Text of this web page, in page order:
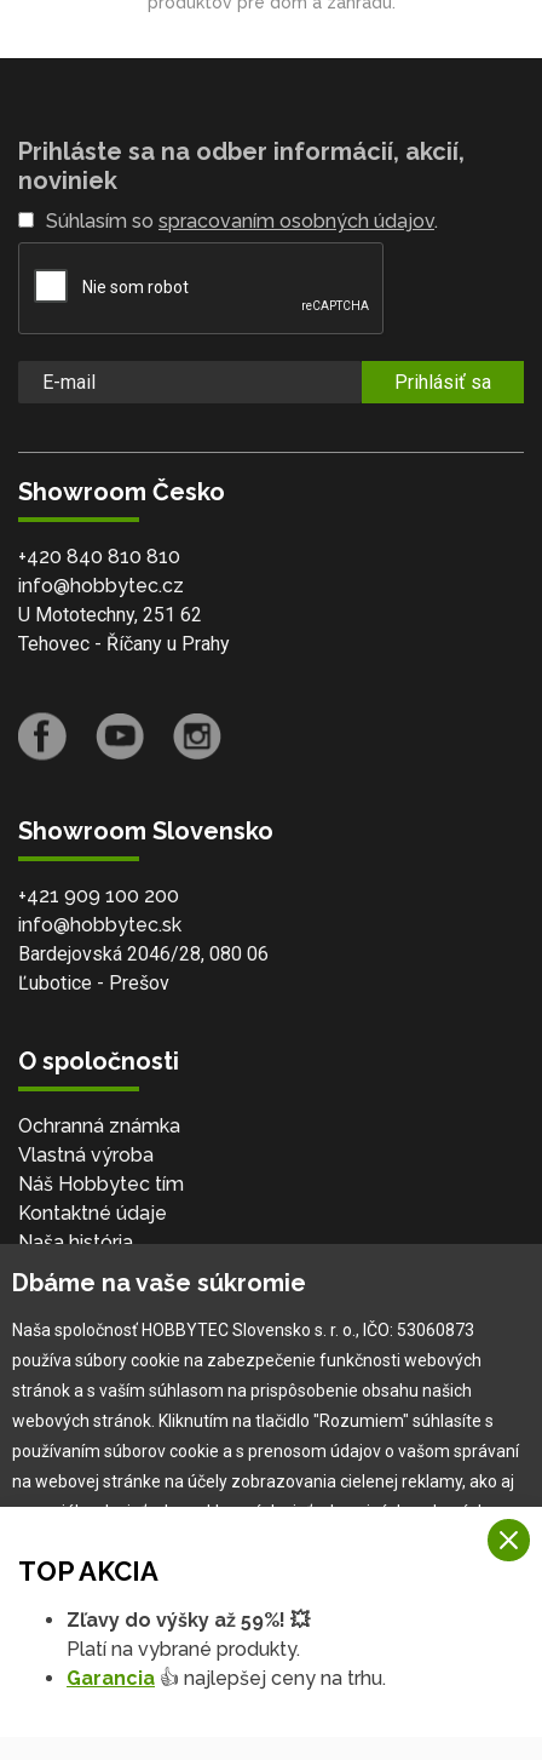
Prihláste sa na odber informácií, akcií,
noviniek
Súhlasím so spracovaním osobných údajov.
Prihlásiť sa
Showroom Česko
+420 840 810 810
info@hobbytec.cz
U Mototechny, 251 62
Tehovec - Říčany u Prahy
Showroom Slovensko
+421 909 100 200
info@hobbytec.sk
Bardejovská 2046/28, 080 06
Ľubotice - Prešov
O spoločnosti
Ochranná známka
Vlastná výroba
Náš Hobbytec tím
Kontaktné údaje
Naša história
Kariéra
Pre zákazníka
Garancia najlepšej ceny
Užívateľský manuál
Obchodné podmienky
Zákazník & partner
Novinky
TOP AKCIA
Zľavy do výšky až 59%! 💥
Platí na vybrané produkty.
Garancia 👍 najlepšej ceny na trhu.
Dbáme na vaše súkromie
Naša spoločnosť HOBBYTEC Slovensko s. r. o., IČO: 53060873
používa súbory cookie na zabezpečenie funkčnosti webových
stránok a s vaším súhlasom na prispôsobenie obsahu našich
webových stránok. Kliknutím na tlačidlo "Rozumiem" súhlasíte s
používaním súborov cookie a s prenosom údajov o vašom správaní
na webovej stránke na účely zobrazovania cielenej reklamy, ako aj
na sociálnych sieťach a reklamných sieťach na iných webových
Viac informácií
Na našich webových stránkach používame niekoľko kategórií
Rozumiem